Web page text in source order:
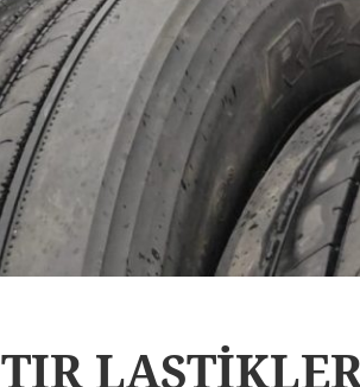
TIR